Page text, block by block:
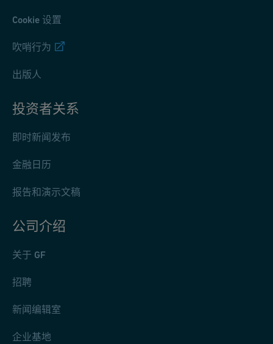
Cookie 设置
吹哨行为
出版人
投资者关系
即时新闻发布
金融日历
报告和演示文稿
公司介绍
关于 GF
招聘
新闻编辑室
企业基地